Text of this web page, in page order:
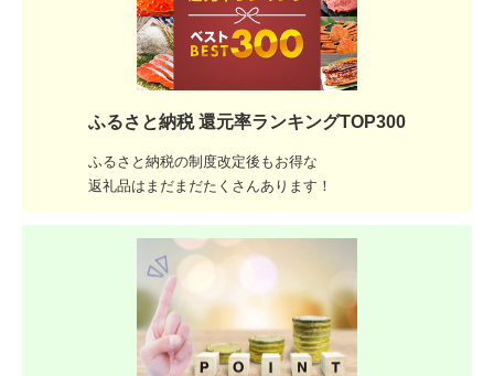
ふるさと納税 還元率ランキングTOP300
ふるさと納税の制度改定後もお得な
返礼品はまだまだたくさんあります！